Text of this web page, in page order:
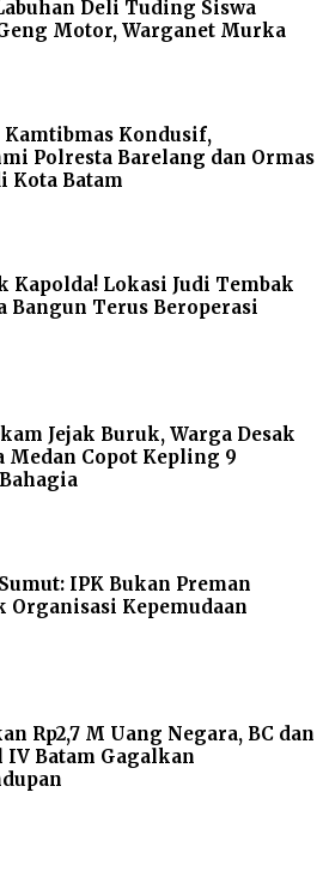
Deli Tuding Siswa
Motor, Warganet Murka
Kamtibmas Kondusif,
Polresta Barelang dan Ormas
Kota Batam
Kapolda! Lokasi Judi Tembak
Bangun Terus Beroperasi
Jejak Buruk, Warga Desak
Medan Copot Kepling 9
IPK Bukan Preman
Organisasi Kepemudaan
Rp2,7 M Uang Negara, BC dan
IV Batam Gagalkan